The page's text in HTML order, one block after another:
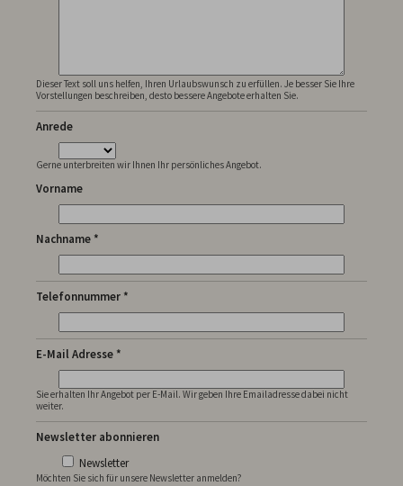
Dieser Text soll uns helfen, Ihren Urlaubswunsch zu erfüllen. Je besser Sie Ihre
Vorstellungen beschreiben, desto bessere Angebote erhalten Sie.
Anrede
Gerne unterbreiten wir Ihnen Ihr persönliches Angebot.
Vorname
Nachname *
Telefonnummer *
E-Mail Adresse *
Sie erhalten Ihr Angebot per E-Mail. Wir geben Ihre Emailadresse dabei nicht
weiter.
Newsletter abonnieren
Newsletter
Möchten Sie sich für unsere Newsletter anmelden?